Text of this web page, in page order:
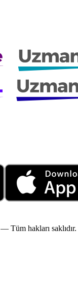
— Tüm hakları saklıdır.